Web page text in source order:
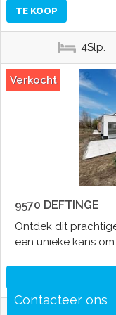
Contacteer ons
TE KOOP
4Slp.
Verkocht
9570 DEFTINGE
Ontdek dit
een unieke kans